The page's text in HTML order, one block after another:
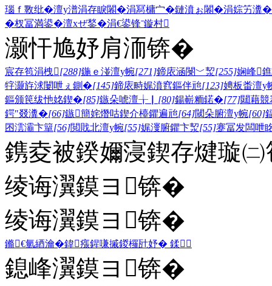
瑙ｆ斁纰�澶у潽涓存睙闂�涓冩槦宀�鏈濆ぉ闂�涓婃竻瀵�
�杈冨満鍙�澶хぜ鍫�涓€鍙锋ˉ鏇村
灏忓尯妤肩洏锛�
宸存笣涓栧[288]鍦ｅ湴澶у帵[271]鍗庡涵閿﹀洯[255]娴峰
牸灏斿浗闄呭ぇ鍘�[145]鍗庡畤娓濆窞鏂伴兘[123]娉板畨澶у
鏂颁笢绂忚姳鍥�[85]鏃朵唬澶╁▏ [80]鍚嶄粫鍩�[77]閮藉
鍔″叕瀵�[66]鏃簡姹熸咕鍥介檯鑺遍兘[64]閾朵腑澶у帵[60]
囨澐灞卞簞[56]閲戝北澶у帵[55]娓濅腑鑺卞洯[55]蹇冨发闆呭
鎸夌被鍨嬭寖鍥存煡璇
绫诲瀷鏌ヨ锛�
绫诲瀷鏌ヨ锛�
鏅€氫綇瀹�鍏瘬鍟嗛摵鍐欏瓧妤� 鍒
鎴峰瀷鏌ヨ锛�